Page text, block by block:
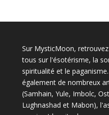
Sur MysticMoon,
tous sur l'ésotérisme, la
spiritualité et le
également de nombreux
(Samhain, Yule, Imbolc,
Lughnashad et Mabon),